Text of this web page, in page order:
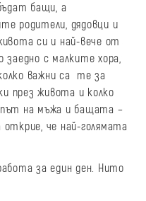
бащи, а
родители, дядовци и
си и най-вече от
заедно с малките хора,
важни са те за
през живота и колко
на мъжа и бащата –
че най-голямата
за един ден. Нито